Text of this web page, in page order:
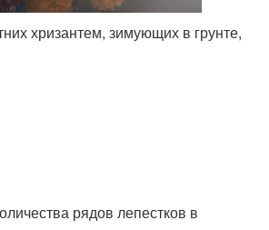
хризантем, зимующих в грунте,
рядов лепестков в